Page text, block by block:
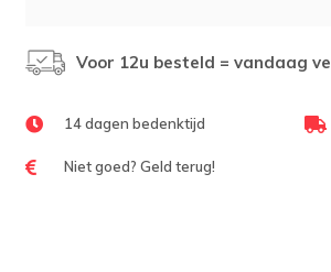
Voor 12u besteld = vandaag
14 dagen bedenktijd
Niet goed? Geld terug!